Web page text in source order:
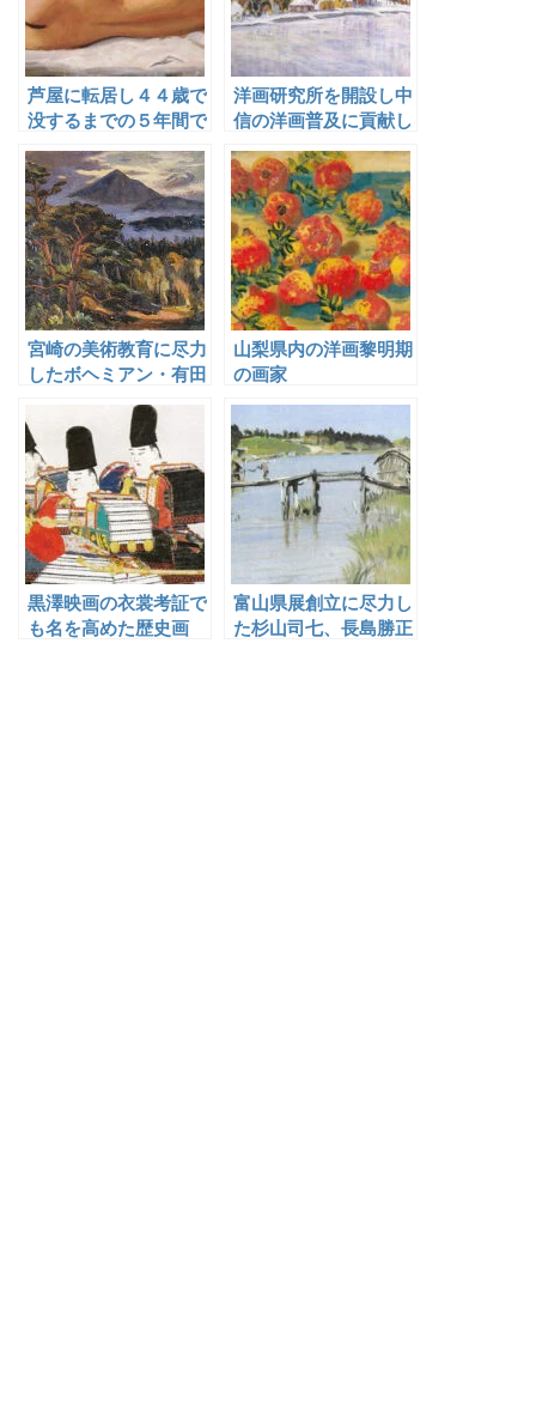
芦屋に転居し４４歳で
没するまでの５年間で
生み出した小出楢重
洋画研究所を開設し中
信の洋画普及に貢献し
宮崎の美術教育に尽力
したボヘミアン・有田
山梨県内の洋画黎明期
の画家
黒澤映画の衣裳考証で
も名を高めた歴史画
富山県展創立に尽力し
た杉山司七、長島勝正